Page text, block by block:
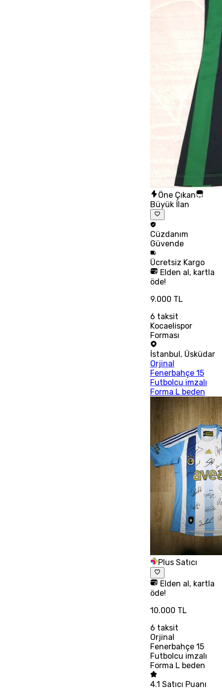
Öne Çıkan
Büyük İlan
Cüzdanım
Güvende
Ücretsiz Kargo
Elden al, kartla
öde!
9.000 TL
6 taksit
Kocaelispor
Forması
İstanbul , Üsküdar
Orjinal
Fenerbahçe 15
Futbolcu imzalı
Forma L beden
Plus Satıcı
Elden al, kartla
öde!
10.000 TL
6 taksit
Orjinal
Fenerbahçe 15
Futbolcu imzalı
Forma L beden
4.1 Satıcı Puanı